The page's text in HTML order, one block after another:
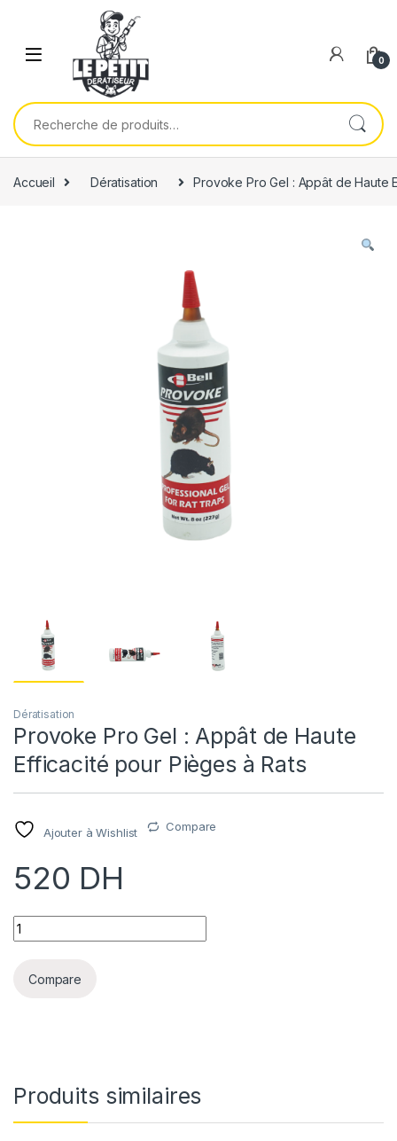
0
Recherche pour :
Accueil Dératisation Provoke Pro Gel : Appât de Haute
Dératisation
Provoke Pro Gel : Appât de Haute
Efficacité pour Pièges à Rats
Ajouter à Wishlist Compare
520 DH
Provoke Pro Gel : Appât de Haute Efficacité pour Pièges à
Compare
Produits similaires